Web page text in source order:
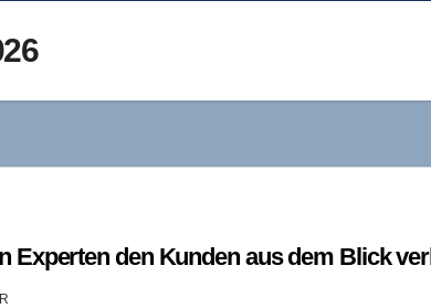
Experten den Kunden aus dem Blick